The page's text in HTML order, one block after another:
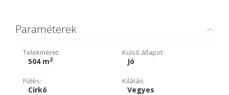
Paraméterek
Telekméret:
504 m2
Külső állapot:
Jó
Fűtés:
Cirkó
Kilátás:
Vegyes